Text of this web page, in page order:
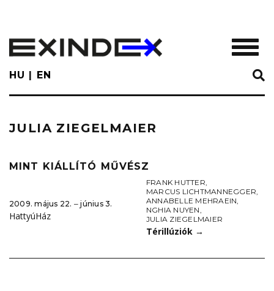
main
content
HU EN
JULIA ZIEGELMAIER
MINT KIÁLLÍTÓ MŰVÉSZ
2009. május 22. ‒ június 3.
HattyúHáz
FRANK HUTTER,
MARCUS LICHTMANNEGGER,
ANNABELLE MEHRAEIN,
NGHIA NUYEN,
JULIA ZIEGELMAIER
Térillúziók →